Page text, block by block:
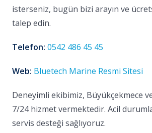
isterseniz, bugün bizi arayın ve
talep edin.
Telefon: 0542 486 45 45
Web: Bluetech Marine Resmi Sitesi
Deneyimli ekibimiz, Büyükçekmece
7/24 hizmet vermektedir. Acil
servis desteği sağlıyoruz.